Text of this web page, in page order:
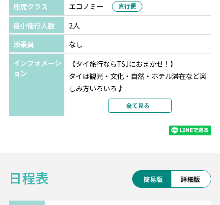
座席クラス エコノミー 直行便
最小催行人数
2人
添乗員
なし
インフォメーシ
ョン
【タイ旅行ならTSJにおまかせ！】
タイは観光・文化・自然・ホテル滞在など楽
しみ方いろいろ♪
ホテル変更やビーチ＆シティーの周遊など、
予算やご希望に合わせてアレンジ可能です！
スクンビットソイ5にあるため観光に遊び、食
全て見る
日程表 簡易版 詳細版